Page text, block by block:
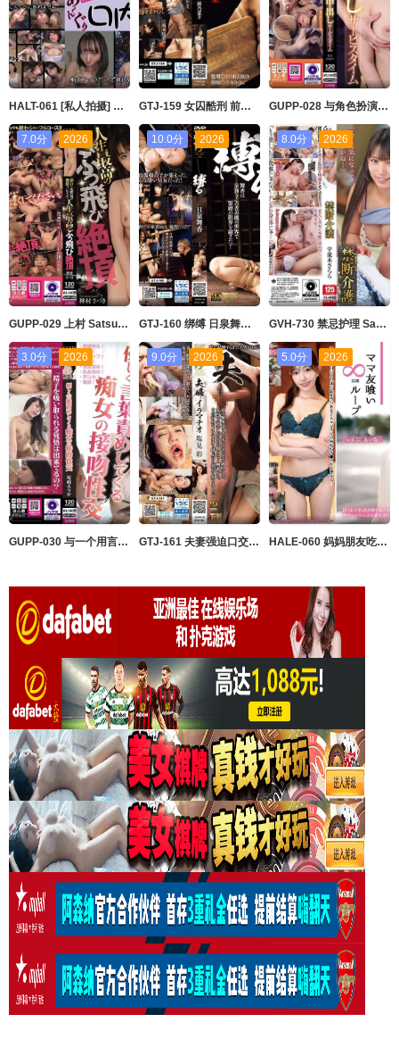
HALT-061 [私人拍摄] 她要我拍摄她口交的场景！ 11 9人口爆 HALENTINO-妄想族 GTJ-159 女囚酷刑 前野菜奈 前乃菜々 ドグマ GUPP-028 与角色扮演风俗的常客秘密中出服务时间 美木雏乃 美木ひなの GUPPI-妄想族
7.0分 2026
GUPP-029 上村 Satsuki 透过她一直想要的女性性服务获得了她一生中 神村さつき GUPPI-妄想族
10.0分 2026
GTJ-160 绑缚 日泉舞香 ドグマ
8.0分 2026
GVH-730 禁忌护理 Sarara Uruki 宇流木さらら グローリークエスト
3.0分 2026
GUPP-030 与一个用言语温柔挑逗你的荡妇接吻性爱 Erika Ozaki 尾崎えりか GUPPI-妄想族
9.0分 2026
GTJ-161 夫妻强迫口交 濑见彩 塩见彩 ドグマ
5.0分 2026
HALE-060 妈妈朋友吃无限循环 vol.55 爱奈 苍山爱奈 HALENTINO-妄想族